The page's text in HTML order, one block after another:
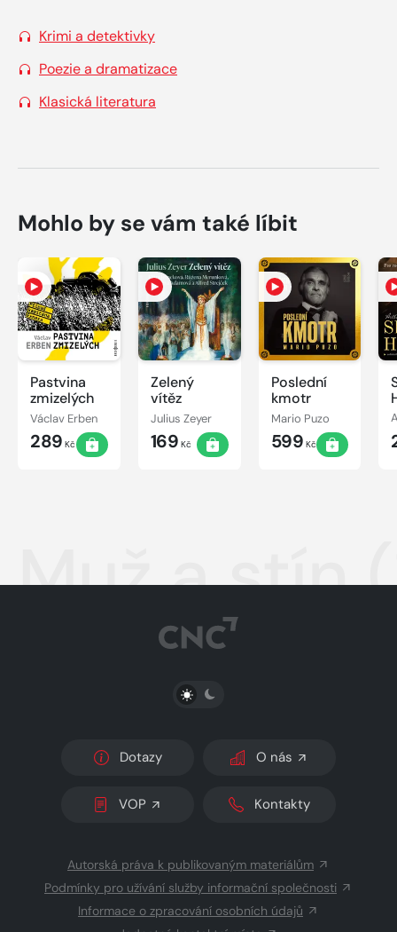
Krimi a detektivky
Poezie a dramatizace
Klasická literatura
Mohlo by se vám také líbit
Pastvina
zmizelých
Václav Erben
289 Kč
Zelený
vítěz
Julius Zeyer
169 Kč
Poslední
kmotr
Mario Puzo
599 Kč
Muž a stín
PŘEPNOUT SVĚTLÝ/TMAVÝ REŽIM
Dotazy O nás
VOP Kontakty
Autorská práva k publikovaným materiálům
Podmínky pro užívání služby informační společnosti
Informace o zpracování osobních údajů